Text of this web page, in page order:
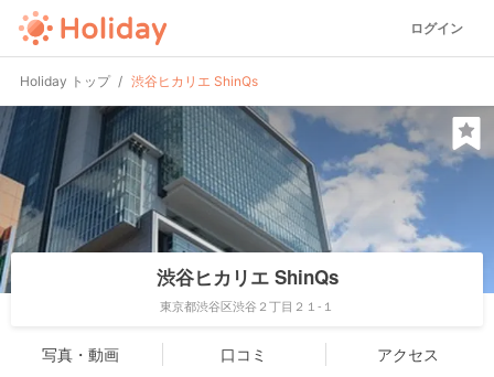
ログイン
Holiday トップ 渋谷ヒカリエ ShinQs
渋谷ヒカリエ ShinQs
東京都渋谷区渋谷２丁目２１-１
写真・動画 口コミ アクセス